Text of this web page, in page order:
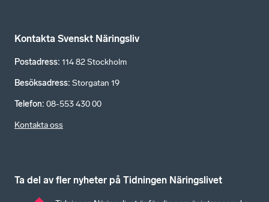
Kontakta Svenskt Näringsliv
Postadress: 114 82 Stockholm
Besöksadress: Storgatan 19
Telefon: 08-553 430 00
Kontakta oss
Ta del av fler nyheter på Tidningen Näringslivet